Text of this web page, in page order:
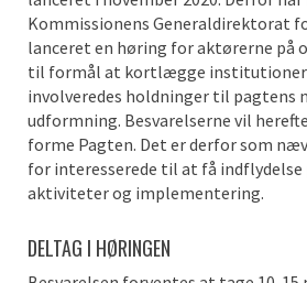
Kommissionens Generaldirektorat
lanceret en høring for aktørerne på
til formål at kortlægge institutioner
involveredes holdninger til pagtens
udformning. Besvarelserne vil
forme Pagten. Det er derfor som
for interesserede til at få
aktiviteter og implementering.
DELTAG I HØRINGEN